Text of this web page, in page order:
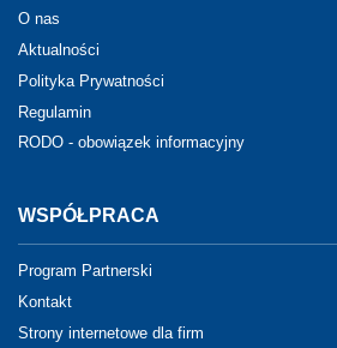
O nas
Aktualności
Polityka Prywatności
Regulamin
RODO - obowiązek informacyjny
WSPÓŁPRACA
Program Partnerski
Kontakt
Strony internetowe dla firm